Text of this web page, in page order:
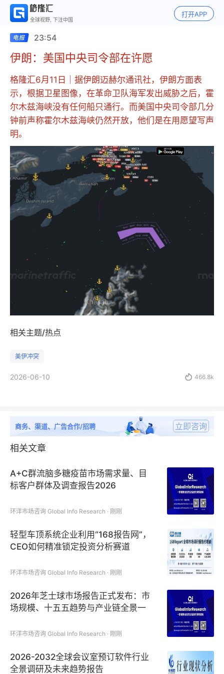
全球视野, 下注中国
打开APP
23:54
伊朗：美国中央司令部在许愿
格隆汇6月11日｜据伊朗迈赫尔通讯社，伊朗方面表
示，根据卫星图像，在革命卫队海军发出威胁之后，霍
尔木兹海峡没有任何船只通行。而美国中央司令部几分
钟前声称霍尔木兹海峡仍然开放，他们是在用愿望写声
明。
相关主题/热点
美伊冲突
2026-06-10  466.8k
商务、渠道、广告合作/招聘 立即咨询
相关文章
A+C群流脑多糖疫苗市场需求量、目
标客户群体及调查报告2026
环洋市场咨询 Global Info Research · 刚刚
轻型车顶系统企业利用“168报告网”，
CEO如何精准锁定投资分析赛道
环洋市场咨询 Global Info Research · 刚刚
2026年芝士球市场报告正式发布：市
场规模、十五五趋势与产业链全景一
环洋市场咨询 Global Info Research · 刚刚
2026-2032全球会议室预订软件行业
全景调研及未来趋势报告